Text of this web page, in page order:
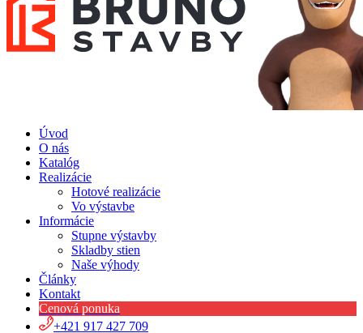
Úvod
O nás
Katalóg
Realizácie
Hotové realizácie
Vo výstavbe
Informácie
Stupne výstavby
Skladby stien
Naše výhody
Články
Kontakt
Cenová ponuka
+421 917 427 709